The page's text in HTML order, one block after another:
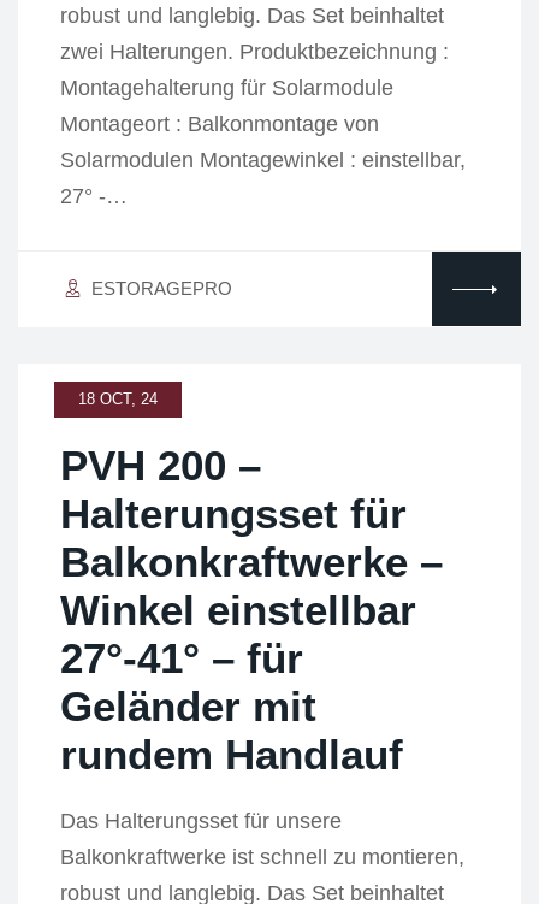
robust und langlebig. Das Set beinhaltet
zwei Halterungen. Produktbezeichnung :
Montagehalterung für Solarmodule
Montageort : Balkonmontage von
Solarmodulen Montagewinkel : einstellbar,
27° -…
ESTORAGEPRO
18 OCT, 24
PVH 200 –
Halterungsset für
Balkonkraftwerke –
Winkel einstellbar
27°-41° – für
Geländer mit
rundem Handlauf
Das Halterungsset für unsere
Balkonkraftwerke ist schnell zu montieren,
robust und langlebig. Das Set beinhaltet